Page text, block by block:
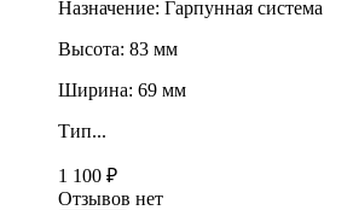
Назначение: Гарпунная система
Высота: 83 мм
Ширина: 69 мм
Тип...
1 100 ₽
Отзывов нет